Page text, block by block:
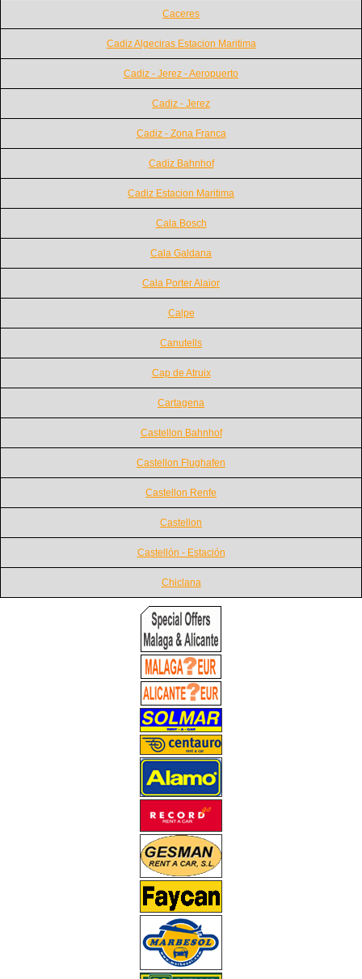
Caceres
Cadiz Algeciras Estacion Maritima
Cadiz - Jerez - Aeropuerto
Cadiz - Jerez
Cadiz - Zona Franca
Cadiz Bahnhof
Cadiz Estacion Maritima
Cala Bosch
Cala Galdana
Cala Porter Alaior
Calpe
Canutells
Cap de Atruix
Cartagena
Castellon Bahnhof
Castellon Flughafen
Castellon Renfe
Castellon
Castellón - Estación
Chiclana